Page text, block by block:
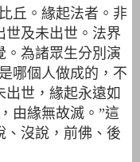
丘。緣起法者。非
世及未出世。法界
。為諸眾生分別演
哪個人做成的，不
世，緣起永遠如
由緣無故滅。”這
、沒說，前佛、後